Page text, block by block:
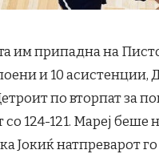
им припадна на
и 10 асистенции,
по вторпат за
со 124-121. Мареј
Јокиќ натпреварот